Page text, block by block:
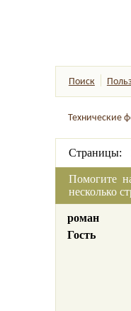
Поиск
Технические
Страницы:
Помогите
несколько
роман
Гость